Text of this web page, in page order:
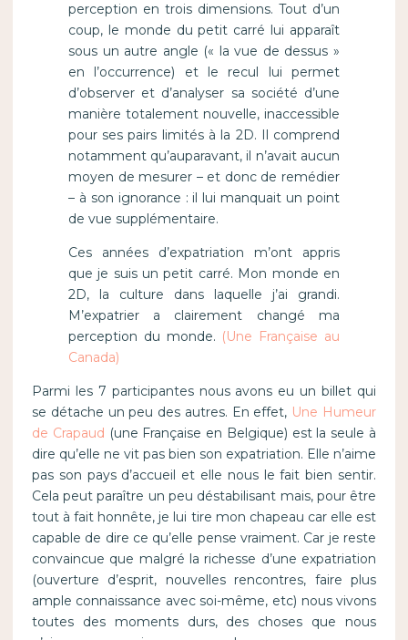
perception en trois dimensions. Tout d’un
coup, le monde du petit carré lui apparaît
sous un autre angle (« la vue de dessus »
en l’occurrence) et le recul lui permet
d’observer et d’analyser sa société d’une
manière totalement nouvelle, inaccessible
pour ses pairs limités à la 2D. Il comprend
notamment qu’auparavant, il n’avait aucun
moyen de mesurer – et donc de remédier
– à son ignorance : il lui manquait un point
de vue supplémentaire.
Ces années d’expatriation m’ont appris
que je suis un petit carré. Mon monde en
2D, la culture dans laquelle j’ai grandi.
M’expatrier a clairement changé ma
perception du monde. (Une Française au
Canada)
Parmi les 7 participantes nous avons eu un billet qui
se détache un peu des autres. En effet, Une Humeur
de Crapaud (une Française en Belgique) est la seule à
dire qu’elle ne vit pas bien son expatriation. Elle n’aime
pas son pays d’accueil et elle nous le fait bien sentir.
Cela peut paraître un peu déstabilisant mais, pour être
tout à fait honnête, je lui tire mon chapeau car elle est
capable de dire ce qu’elle pense vraiment. Car je reste
convaincue que malgré la richesse d’une expatriation
(ouverture d’esprit, nouvelles rencontres, faire plus
ample connaissance avec soi-même, etc) nous vivons
toutes des moments durs, des choses que nous